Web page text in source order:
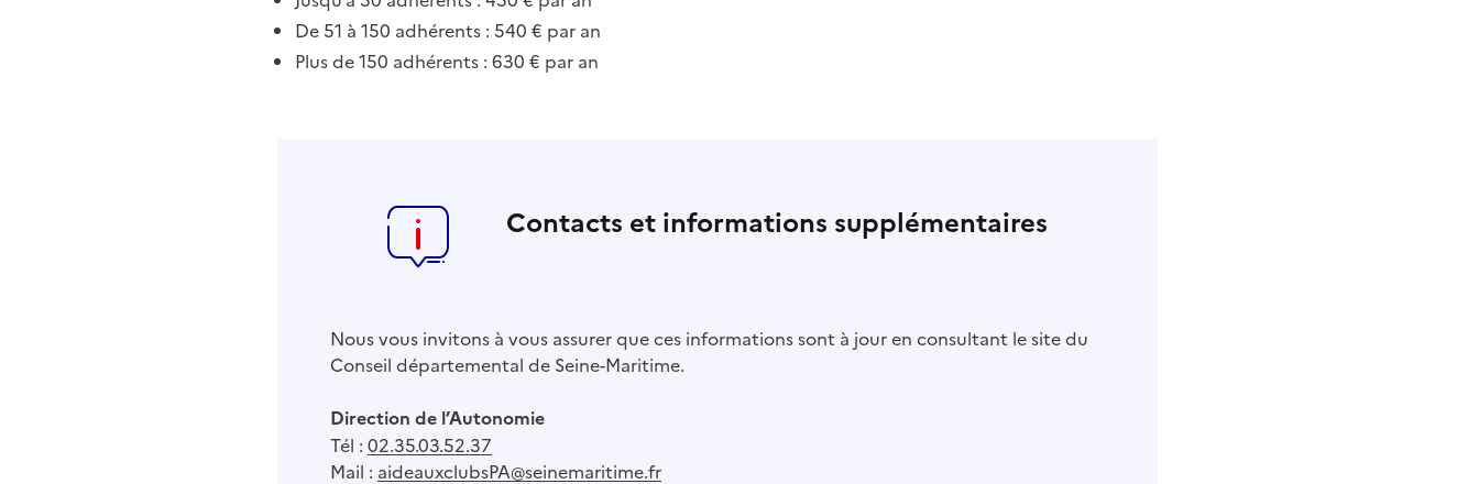
De 51 à 150 adhérents : 540 € par an
Plus de 150 adhérents : 630 € par an
Contacts et informations supplémentaires
Nous vous invitons à vous assurer que ces informations sont à jour en consultant le site du
Conseil départemental de Seine-Maritime.
Direction de l’Autonomie
Tél : 02.35.03.52.37
Mail : aideauxclubsPA@seinemaritime.fr